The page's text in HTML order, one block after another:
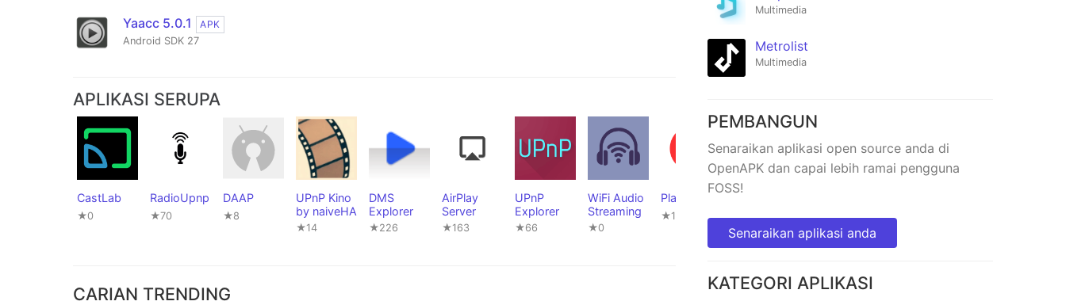
Yaacc 5.0.1
APK
Android SDK 27
APLIKASI SERUPA
CastLab
★0
RadioUpnp
★70
DAAP
★8
UPnP Kino
by naiveHA
★14
DMS
Explorer
★226
AirPlay
Server
★163
UPnP
Explorer
★66
WiFi Audio
Streaming
★0
PlayOnDlna
★117 ★241
CARIAN TRENDING
Multimedia
Metrolist
Multimedia
PEMBANGUN
Senaraikan aplikasi open source anda di
OpenAPK dan capai lebih ramai pengguna
FOSS!
Senaraikan aplikasi anda
KATEGORI APLIKASI